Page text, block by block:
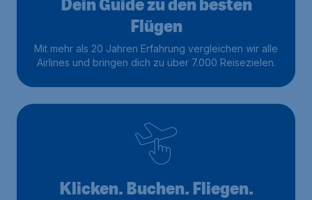
Flügen
Mit mehr als 20 Jahren Erfahrung vergleichen wir alle
Airlines und bringen dich zu über 7.000 Reisezielen.
Klicken. Buchen. Fliegen.